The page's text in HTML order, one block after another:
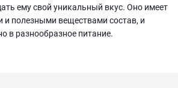
ему свой уникальный вкус. Оно имеет
полезными веществами состав, и
в разнообразное питание.